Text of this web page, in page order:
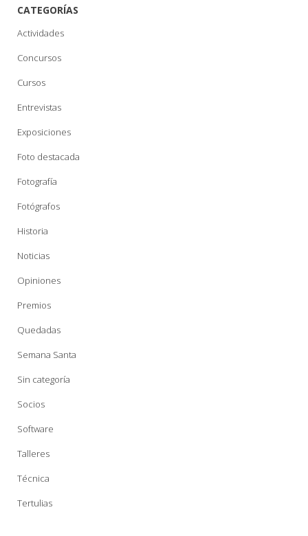
CATEGORÍAS
Actividades
Concursos
Cursos
Entrevistas
Exposiciones
Foto destacada
Fotografía
Fotógrafos
Historia
Noticias
Opiniones
Premios
Quedadas
Semana Santa
Sin categoría
Socios
Software
Talleres
Técnica
Tertulias